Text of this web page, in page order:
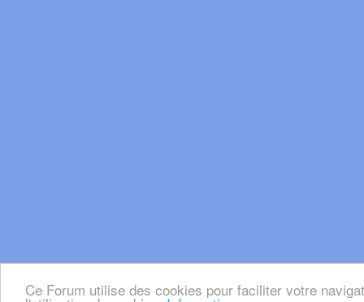
Ce Forum utilise des cookies pour faciliter votre